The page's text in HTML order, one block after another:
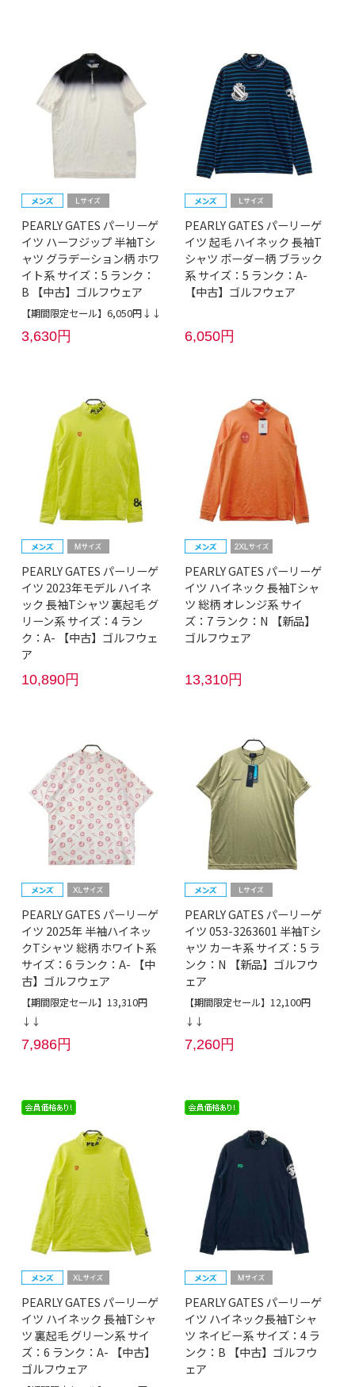
PEARLY GATES パーリーゲ
イツ ハーフジップ 半袖Tシ
ャツ グラデーション柄 ホワ
イト系 サイズ：5 ランク：
B 【中古】ゴルフウェア
【期間限定セール】6,050円↓↓
3,630円
PEARLY GATES パーリーゲ
イツ 起毛 ハイネック 長袖T
シャツ ボーダー柄 ブラック
系 サイズ：5 ランク：A-
【中古】ゴルフウェア
6,050円
PEARLY GATES パーリーゲ
イツ 2023年モデル ハイネ
ック 長袖Tシャツ 裏起毛 グ
リーン系 サイズ：4 ラン
ク：A- 【中古】ゴルフウェ
ア
10,890円
PEARLY GATES パーリーゲ
イツ ハイネック 長袖Tシャ
ツ 総柄 オレンジ系 サイ
ズ：7 ランク：N 【新品】
ゴルフウェア
13,310円
PEARLY GATES パーリーゲ
イツ 2025年 半袖ハイネッ
クTシャツ 総柄 ホワイト系
サイズ：6 ランク：A- 【中
古】ゴルフウェア
【期間限定セール】13,310円
↓↓
7,986円
PEARLY GATES パーリーゲ
イツ 053-3263601 半袖Tシ
ャツ カーキ系 サイズ：5 ラ
ンク：N 【新品】ゴルフウ
ェア
【期間限定セール】12,100円
↓↓
7,260円
PEARLY GATES パーリーゲ
イツ ハイネック 長袖Tシャ
ツ 裏起毛 グリーン系 サイ
ズ：6 ランク：A- 【中古】
ゴルフウェア
PEARLY GATES パーリーゲ
イツ ハイネック長袖Tシャ
ツ ネイビー系 サイズ：4 ラ
ンク：B 【中古】ゴルフウ
ェア